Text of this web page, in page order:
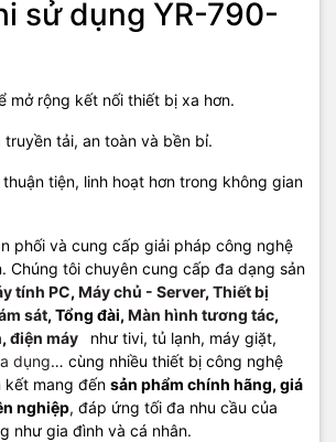
sử dụng YR-790-
mở rộng kết nối thiết bị xa hơn.
tải, an toàn và bền bỉ.
tiện, linh hoạt hơn trong không gian
phối và cung cấp giải pháp công nghệ
Chúng tôi chuyên cung cấp đa dạng sản
tính PC, Máy chủ - Server, Thiết bị
sát, Tổng đài, Màn hình tương tác,
, điện máy
như tivi, tủ lạnh, máy giặt,
dụng… cùng nhiều thiết bị công nghệ
kết mang đến sản phẩm chính hãng, giá
nghiệp, đáp ứng tối đa nhu cầu của
như gia đình và cá nhân.